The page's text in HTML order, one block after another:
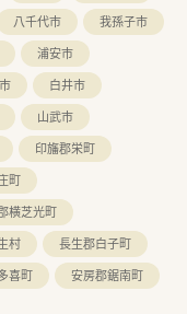
八千代市
我孫子市
浦安市
白井市
山武市
印旛郡栄町
町
横芝光町
村
長生郡白子町
喜町 安房郡鋸南町